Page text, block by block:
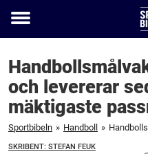
Toggle
och levererar
mäktigaste
Sportbibeln » Handboll »
SKRIBENT: STEFAN FEUK